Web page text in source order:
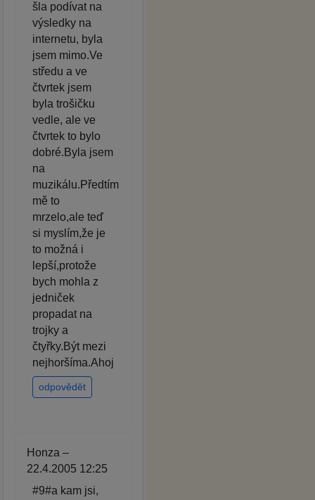
šla podívat na
výsledky na
internetu, byla
jsem mimo.Ve
středu a ve
čtvrtek jsem
byla trošičku
vedle, ale ve
čtvrtek to bylo
dobré.Byla jsem
na
muzikálu.Předtím
mě to
mrzelo,ale teď
si myslím,že je
to možná i
lepší,protože
bych mohla z
jedniček
propadat na
trojky a
čtyřky.Být mezi
nejhoršíma.Ahoj
odpovědět
Honza –
22.4.2005 12:25
#9#a kam jsi,